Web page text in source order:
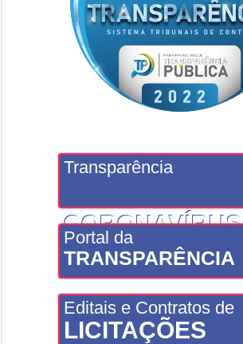
Transparência
CORONAVÍRUS
Portal da
TRANSPARÊNCIA
Editais e Contratos de
LICITAÇÕES